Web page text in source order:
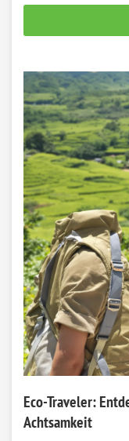
Eco-Traveler:
Achtsamkeit